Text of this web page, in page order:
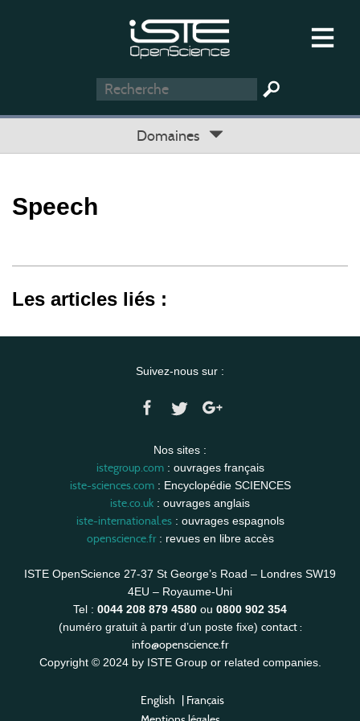
Domaines
Speech
Les articles liés :
Suivez-nous sur :
Nos sites :
istegroup.com: ouvrages français
iste-sciences.com: Encyclopédie SCIENCES
iste.co.uk : ouvrages anglais
iste-international.es: ouvrages espagnols
openscience.fr: revues en libre accès
ISTE OpenScience 27-37 St George’s Road – Londres SW19
4EU – Royaume-Uni
Tel : 0044 208 879 4580 ou 0800 902 354
(numéro gratuit à partir d’un poste fixe) contact :
info@openscience.fr
Copyright © 2024 by ISTE Group or related companies.
English | Français